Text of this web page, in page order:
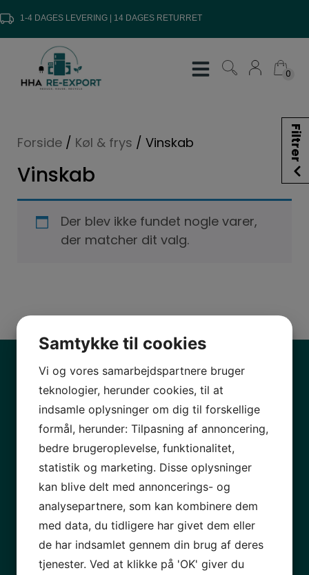
til
indholdet
1-4 DAGES LEVERING | 14 DAGES RETURRET
0
0
Forside / Køl & frys / Vinskab
Vinskab
Der blev ikke fundet nogle varer,
der matcher dit valg.
Filtrer
Kontaktinformation
HHA Re-Export ApS
3490 Kvistgård
92 92 98 89
info@hhareexport.com
CVR: 38482793
Samtykke til cookies
Vi og vores samarbejdspartnere bruger
teknologier, herunder cookies, til at
indsamle oplysninger om dig til forskellige
formål, herunder: Tilpasning af annoncering,
bedre brugeroplevelse, funktionalitet,
statistik og marketing. Disse oplysninger
kan blive delt med annoncerings- og
analysepartnere, som kan kombinere dem
med data, du tidligere har givet dem eller
de har indsamlet gennem din brug af deres
tjenester. Ved at klikke på 'OK' giver du